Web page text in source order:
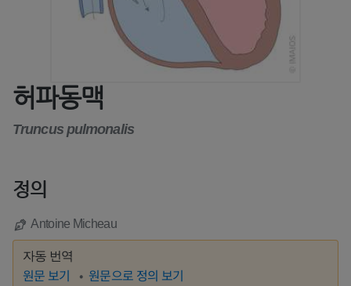
허파동맥
Truncus pulmonalis
정의
Antoine Micheau
자동 번역
원문 보기 원문으로 정의 보기